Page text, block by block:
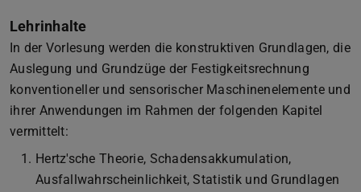
Lehrinhalte
In der Vorlesung werden die konstruktiven Grundlagen, die
Auslegung und Grundzüge der Festigkeitsrechnung
konventioneller und sensorischer Maschinenelemente und
ihrer Anwendungen im Rahmen der folgenden Kapitel
vermittelt:
Hertz'sche Theorie, Schadensakkumulation,
Ausfallwahrscheinlichkeit, Statistik und Grundlagen